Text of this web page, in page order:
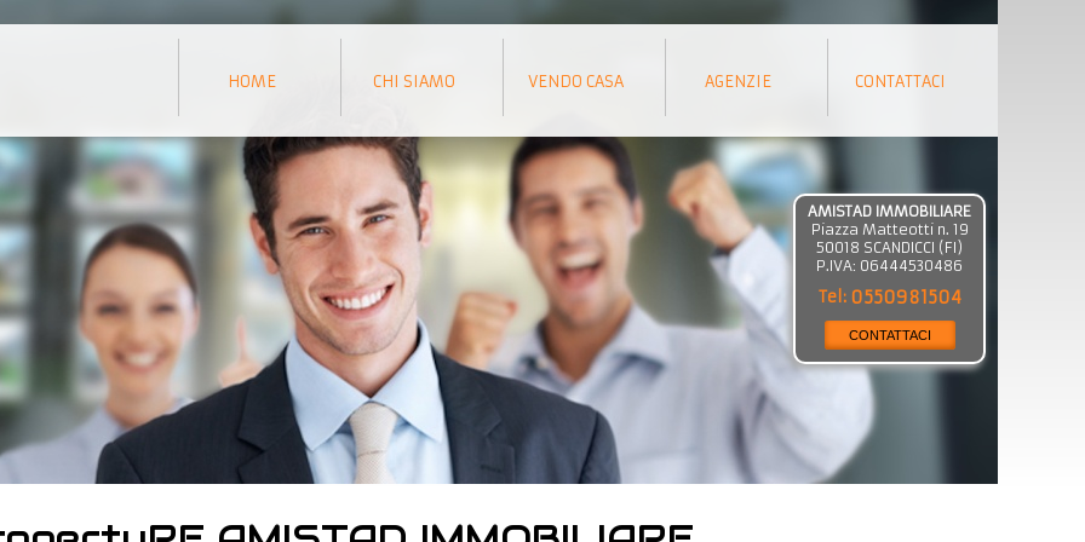
HOME CHI SIAMO VENDO CASA AGENZIE CONTATTACI
AMISTAD IMMOBILIARE
Piazza Matteotti n. 19
50018 SCANDICCI ( FI )
P.IVA: 06444530486
Tel: 0550981504
CONTATTACI